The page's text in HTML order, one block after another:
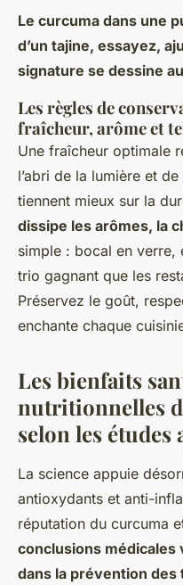
Le curcuma dans une
d’un tajine, essayez,
signature se dessine
Les règles de
fraîcheur, arôme et
Une fraîcheur optimale
l’abri de la lumière et
tiennent mieux sur la
dissipe les arômes, la
simple : bocal en verre,
trio gagnant que les
Préservez le goût,
enchante chaque
Les bienfaits
nutritionnelles
selon les études
La science appuie
antioxydants et anti-
réputation du curcuma
conclusions médicales
dans la prévention